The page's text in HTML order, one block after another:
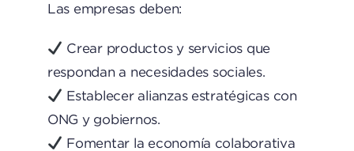
Las empresas deben:
Crear productos y servicios que
respondan a necesidades sociales.
Establecer alianzas estratégicas con
ONG y gobiernos.
Fomentar la economía colaborativa